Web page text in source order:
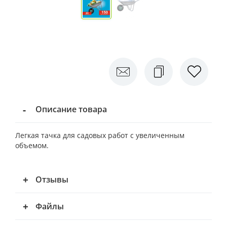
Описание товара
Легкая тачка для садовых работ с увеличенным
объемом.
Отзывы
Файлы